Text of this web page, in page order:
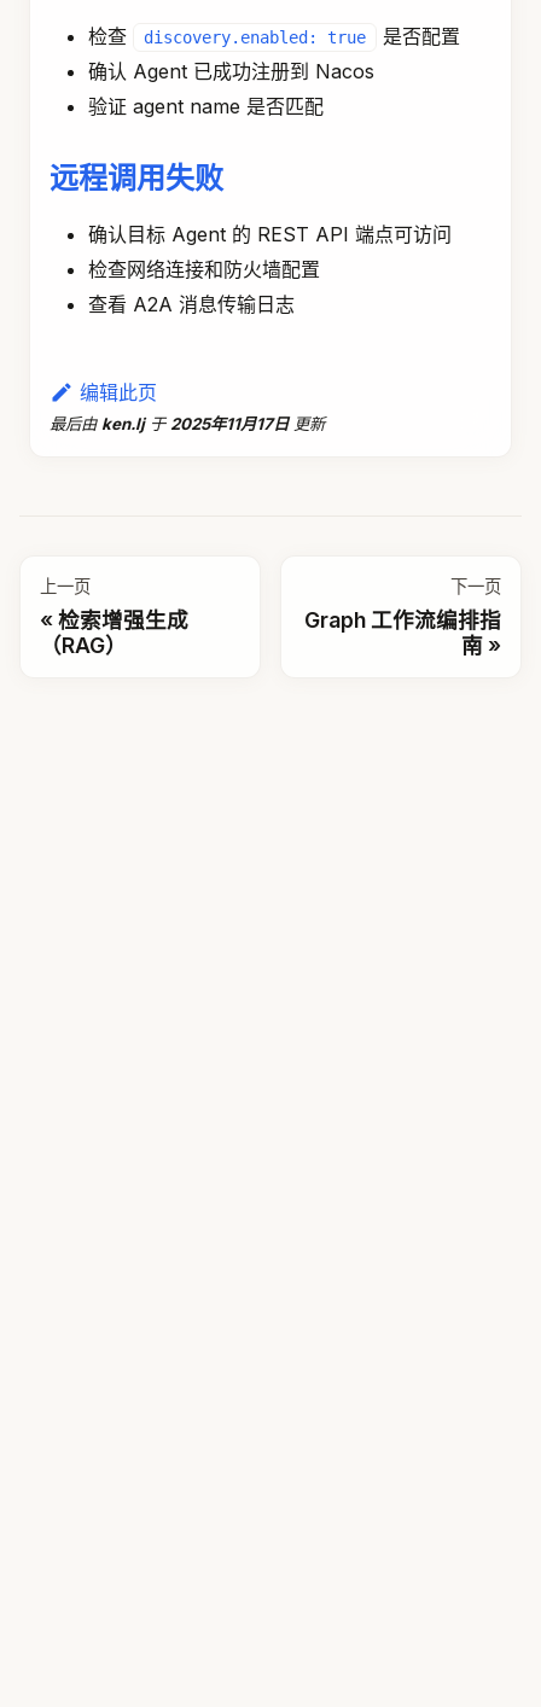
检查 discovery.enabled: true
是否配置
确认 Agent 已成功注册到 Nacos
验证 agent name 是否匹配
远程调用失败
确认目标 Agent 的 REST API 端点可访问
检查网络连接和防火墙配置
查看 A2A 消息传输日志
编辑此页
最后由 ken.lj 于 2025年11月17日 更新
上一页
检索增强生成
（RAG）
下一页
Graph 工作流编排指
南